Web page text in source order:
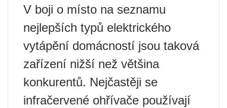
V boji o místo na seznamu
nejlepších typů elektrického
vytápění domácností jsou taková
zařízení nižší než většina
konkurentů. Nejčastěji se
infračervené ohřívače používají